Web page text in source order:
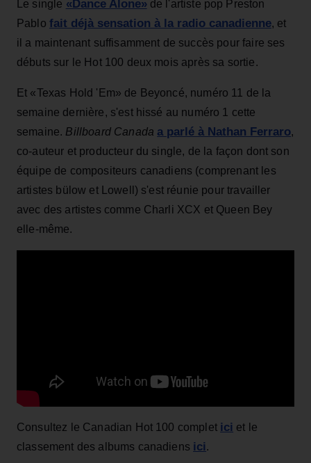
Le single «Dance Alone»de l'artiste pop Preston
Pablo fait déjà sensation à la radio canadienne, et
il a maintenant suffisamment de succès pour faire ses
débuts sur le Hot 100 deux mois après sa sortie.
Et «Texas Hold 'Em» de Beyoncé, numéro 11 de la
semaine dernière, s'est hissé au numéro 1 cette
semaine. Billboard Canada a parlé à Nathan Ferraro,
co-auteur et producteur du single, de la façon dont son
équipe de compositeurs canadiens (comprenant les
artistes bülow et Lowell) s'est réunie pour travailler
avec des artistes comme Charli XCX et Queen Bey
elle-même.
Consultez le Canadian Hot 100 complet ici et le
classement des albums canadiens ici.